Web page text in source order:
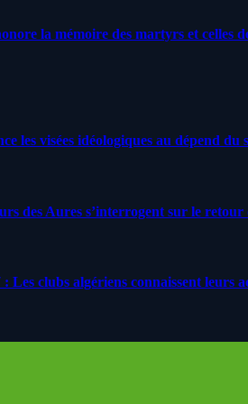
la mémoire des martyrs et celles
les visées idéologiques au dépend du
des Aures s’interrogent sur le
Les clubs algériens connaissent leurs